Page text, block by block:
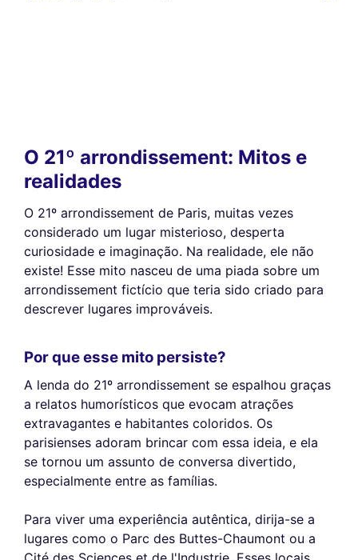
O 21º arrondissement: Mitos e
realidades
O 21º arrondissement de Paris, muitas vezes
considerado um lugar misterioso, desperta
curiosidade e imaginação. Na realidade, ele não
existe! Esse mito nasceu de uma piada sobre um
arrondissement fictício que teria sido criado para
descrever lugares improváveis.
Por que esse mito persiste?
A lenda do 21º arrondissement se espalhou graças
a relatos humorísticos que evocam atrações
extravagantes e habitantes coloridos. Os
parisienses adoram brincar com essa ideia, e ela
se tornou um assunto de conversa divertido,
especialmente entre as famílias.
Para viver uma experiência autêntica, dirija-se a
lugares como o Parc des Buttes-Chaumont ou a